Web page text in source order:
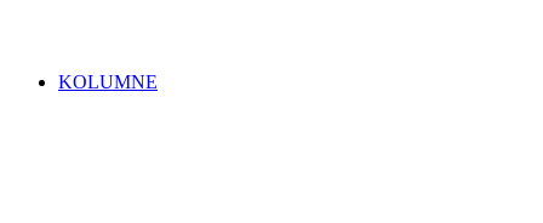
KOLUMNE